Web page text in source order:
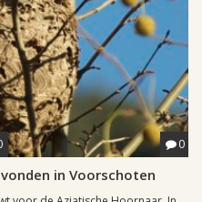
0
in Voorschoten